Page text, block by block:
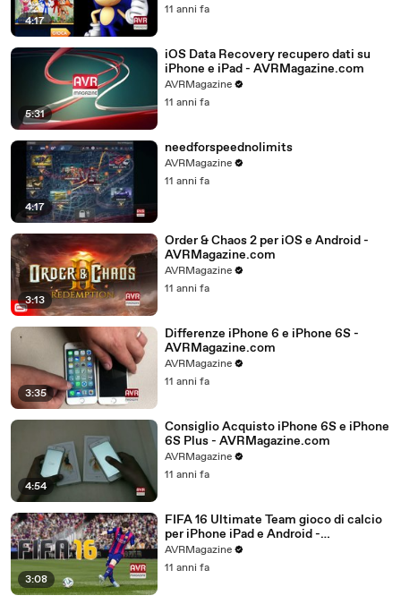
4:17
11 anni fa
5:31
iOS Data Recovery recupero dati su
iPhone e iPad - AVRMagazine.com
AVRMagazine
11 anni fa
4:17
needforspeednolimits
AVRMagazine
11 anni fa
3:13
Order & Chaos 2 per iOS e Android -
AVRMagazine.com
AVRMagazine
11 anni fa
3:35
Differenze iPhone 6 e iPhone 6S -
AVRMagazine.com
AVRMagazine
11 anni fa
4:54
Consiglio Acquisto iPhone 6S e iPhone
6S Plus - AVRMagazine.com
AVRMagazine
11 anni fa
3:08
FIFA 16 Ultimate Team gioco di calcio
per iPhone iPad e Android -
AVRMagazine.com
AVRMagazine
11 anni fa